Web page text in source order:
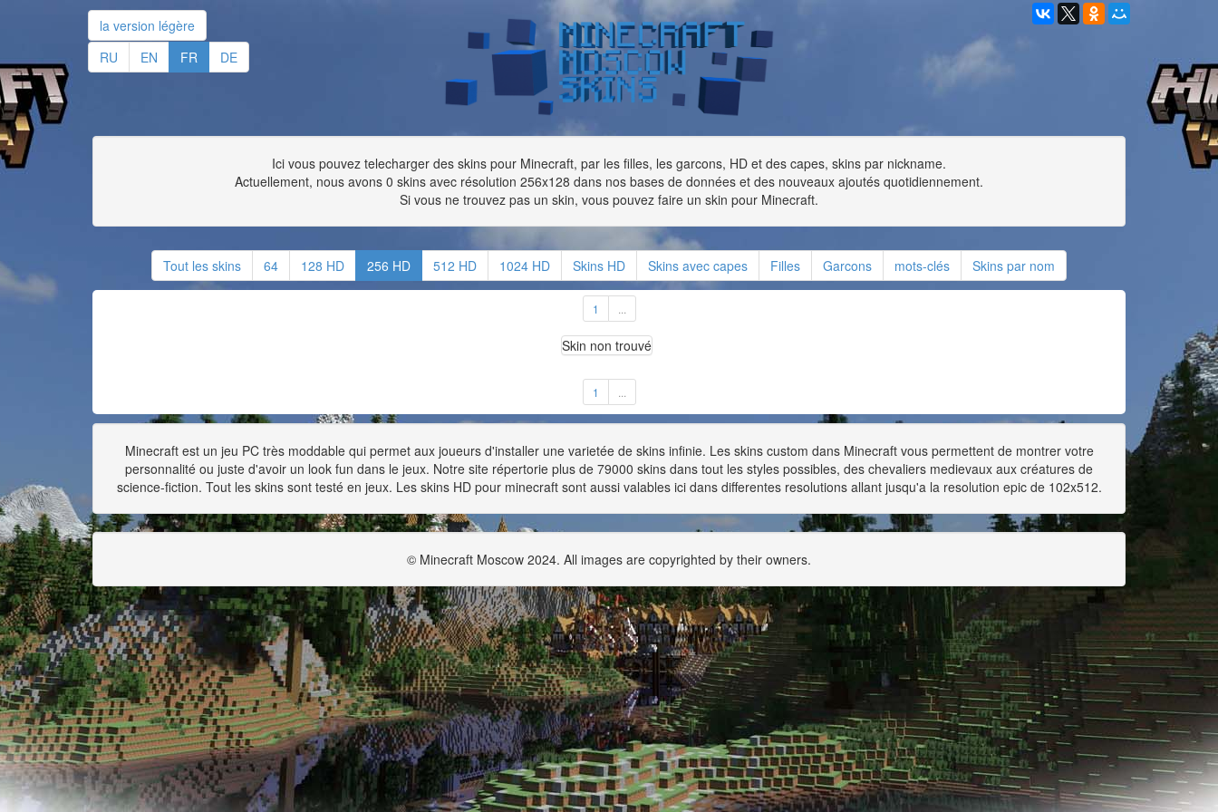
la version légère
RU
EN FR DE
Ici vous pouvez telecharger des skins pour Minecraft, par les filles, les garcons, HD et des capes, skins par nickname.
Actuellement, nous avons 0 skins avec résolution 256x128 dans nos bases de données et des nouveaux ajoutés quotidiennement.
Si vous ne trouvez pas un skin, vous pouvez faire un skin pour Minecraft.
Tout les skins 64 128 HD 256 HD 512 HD 1024 HD Skins HD Skins avec capes Filles Garcons mots-clés Skins par nom
1
Skin non trouvé
1
Minecraft est un jeu PC très moddable qui permet aux joueurs d'installer une varietée de skins infinie. Les skins custom dans Minecraft vous permettent de montrer votre
personnalité ou juste d'avoir un look fun dans le jeux. Notre site répertorie plus de 79000 skins dans tout les styles possibles, des chevaliers medievaux aux créatures de
science-fiction. Tout les skins sont testé en jeux. Les skins HD pour minecraft sont aussi valables ici dans differentes resolutions allant jusqu'a la resolution epic de 102x512.
© Minecraft Moscow 2024. All images are copyrighted by their owners.